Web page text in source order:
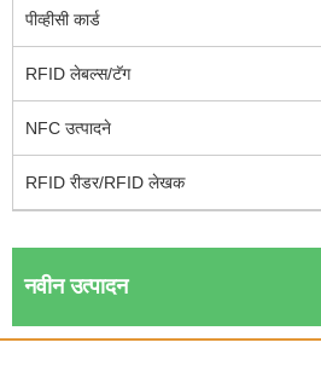
पीव्हीसी कार्ड
RFID लेबल्स/टॅग
NFC उत्पादने
RFID रीडर/RFID लेखक
नवीन उत्पादन